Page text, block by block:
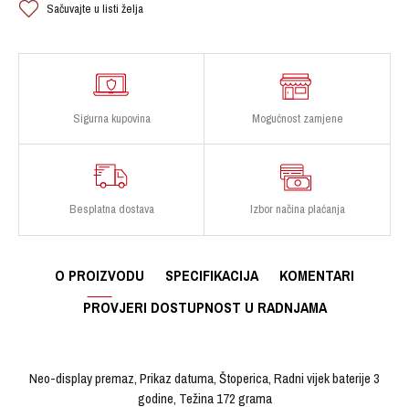
Sačuvajte u listi želja
Sigurna kupovina Mogućnost zamjene
Besplatna dostava Izbor načina plaćanja
O PROIZVODU SPECIFIKACIJA
KOMENTARI
PROVJERI DOSTUPNOST U RADNJAMA
Neo-display premaz, Prikaz datuma, Štoperica, Radni vijek baterije 3
godine, Težina 172 grama